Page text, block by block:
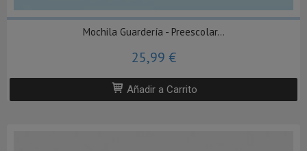
Mochila Guardería - Preescolar...
25,99 €
Añadir a Carrito